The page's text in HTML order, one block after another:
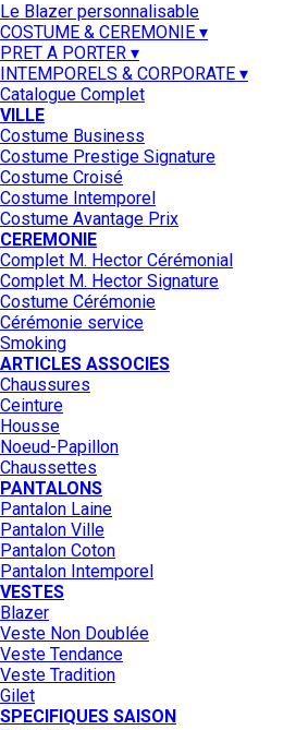
Le Blazer personnalisable
COSTUME & CEREMONIE ▾
PRET A PORTER ▾
INTEMPORELS & CORPORATE ▾
Catalogue Complet
VILLE
Costume Business
Costume Prestige Signature
Costume Croisé
Costume Intemporel
Costume Avantage Prix
CEREMONIE
Complet M. Hector Cérémonial
Complet M. Hector Signature
Costume Cérémonie
Cérémonie service
Smoking
ARTICLES ASSOCIES
Chaussures
Ceinture
Housse
Noeud-Papillon
Chaussettes
PANTALONS
Pantalon Laine
Pantalon Ville
Pantalon Coton
Pantalon Intemporel
VESTES
Blazer
Veste Non Doublée
Veste Tendance
Veste Tradition
Gilet
SPECIFIQUES SAISON